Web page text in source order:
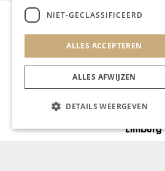
Gerelateerd
Een
NIET-GECLASSIFICEERD
ALLES ACCEPTEREN
ALLES AFWIJZEN
DETAILS WEERGEVEN